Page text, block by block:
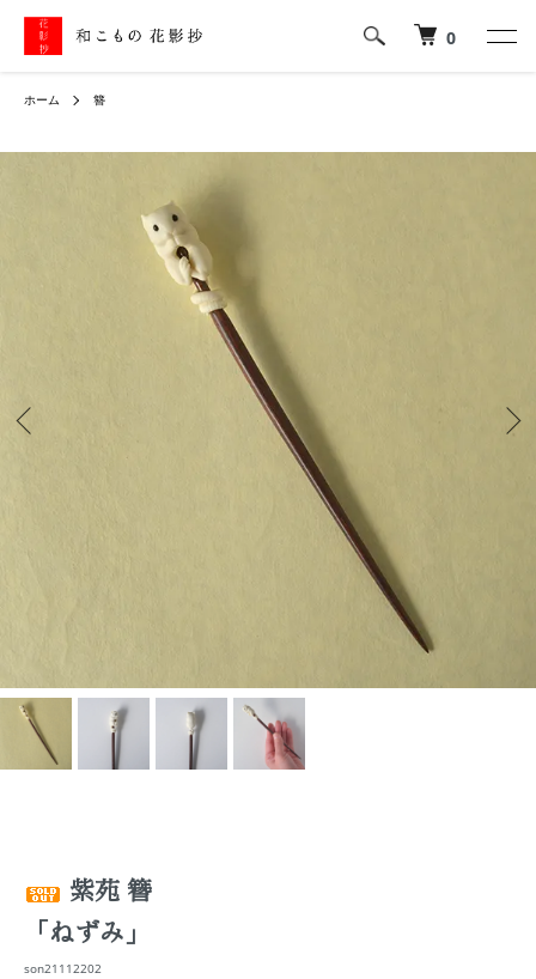
0
ホーム 簪
紫苑 簪
「ねずみ」
son21112202